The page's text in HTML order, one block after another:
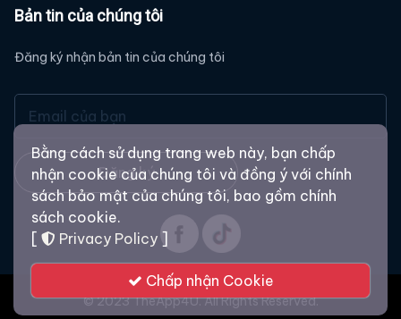
Bản tin của chúng tôi
Đăng ký nhận bản tin của chúng tôi
Đăng ký
© 2023 TheApp4U. All Rights Reserved.
Bằng cách sử dụng trang web này, bạn chấp
nhận cookie của chúng tôi và đồng ý với chính
sách bảo mật của chúng tôi, bao gồm chính
sách cookie.
[
Privacy Policy]
Chấp nhận Cookie